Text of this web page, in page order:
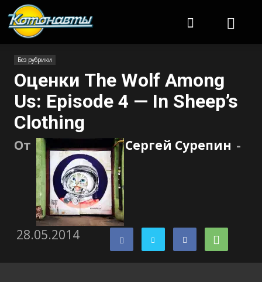
Без рубрики
Оценки The Wolf Among
Us: Episode 4 — In Sheep’s
Clothing
От Сергей Сурепин -
28.05.2014